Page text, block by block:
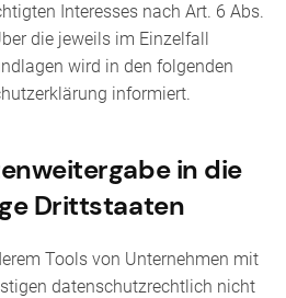
Interesses nach Art. 6 Abs.
die jeweils im Einzelfall
wird in den folgenden
informiert.
in die
Drittstaaten
Tools von Unternehmen mit
datenschutzrechtlich nicht